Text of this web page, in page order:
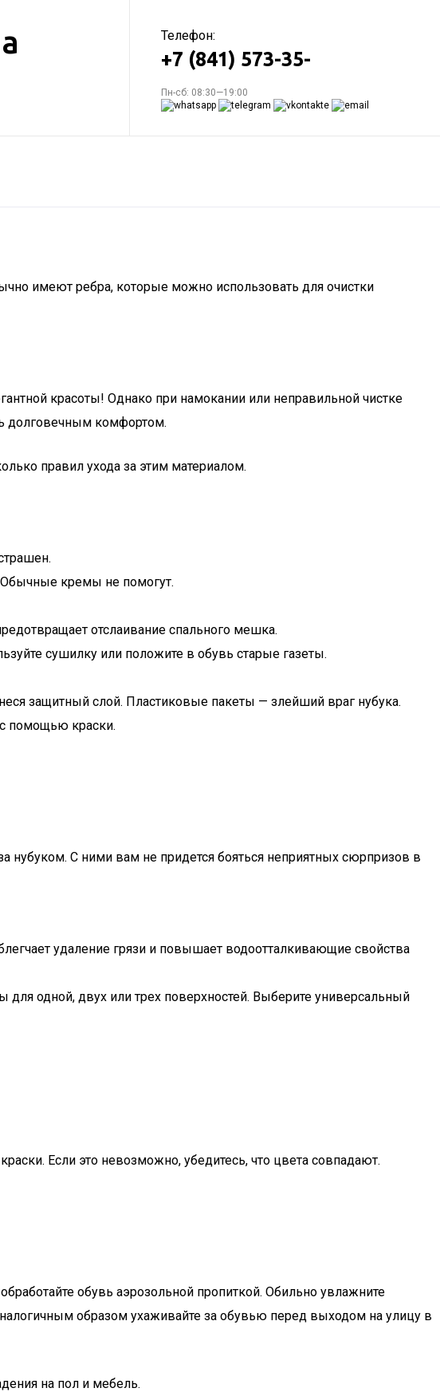
Телефон:
+7 (841) 573-35-
Пн-сб: 08:30—19:00
имеют ребра, которые можно использовать для очистки
красоты! Однако при намокании или неправильной чистке
долговечным комфортом.
правил ухода за этим материалом.
кремы не помогут.
отслаивание спального мешка.
сушилку или положите в обувь старые газеты.
защитный слой. Пластиковые пакеты — злейший враг нубука.
помощью краски.
нубуком. С ними вам не придется бояться неприятных сюрпризов в
удаление грязи и повышает водоотталкивающие свойства
для одной, двух или трех поверхностей. Выберите универсальный
Если это невозможно, убедитесь, что цвета совпадают.
обувь аэрозольной пропиткой. Обильно увлажните
образом ухаживайте за обувью перед выходом на улицу в
на пол и мебель.